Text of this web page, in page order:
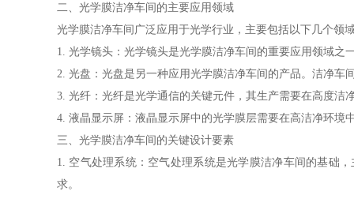
二、光学膜洁净车间的主要应用领域
光学膜洁净车间广泛应用于光学行业，主要包括以下几个领
1. 光学镜头：光学镜头是光学膜洁净车间的重要应用领域
2. 光盘：光盘是另一种应用光学膜洁净车间的产品。洁净
3. 光纤：光纤是光学通信的关键元件，其生产需要在高度
4. 液晶显示屏：液晶显示屏中的光学膜层需要在高洁净环
三、光学膜洁净车间的关键设计要素
1. 空气处理系统：空气处理系统是光学膜洁净车间的基础
求。